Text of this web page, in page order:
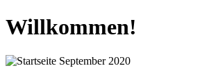
Willkommen!